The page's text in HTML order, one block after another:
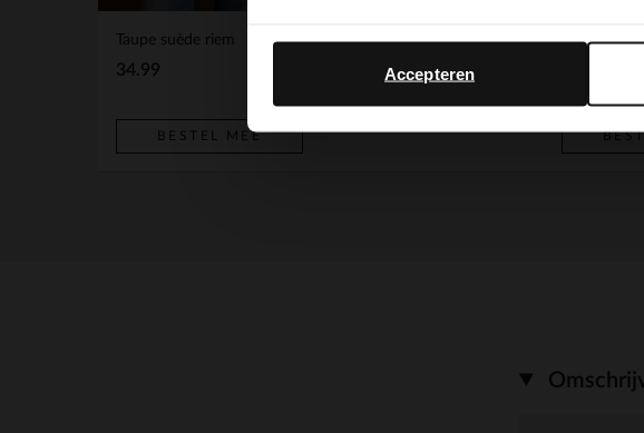
Accepteren
Taupe suède riem
34.99
BESTEL MEE
BESTEL MEE